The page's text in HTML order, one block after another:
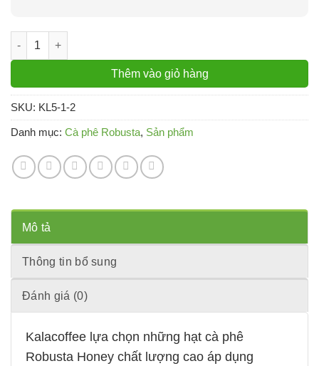
Cà Phê Robusta Honey vị đắng đậm hậu ngọt thơm nồng gói
Thêm vào giỏ hàng
SKU: KL5-1-2
Danh mục: Cà phê Robusta, Sản phẩm
Mô tả
Thông tin bổ sung
Đánh giá (0)
Kalacoffee lựa chọn những hạt cà phê
Robusta Honey chất lượng cao áp dụng